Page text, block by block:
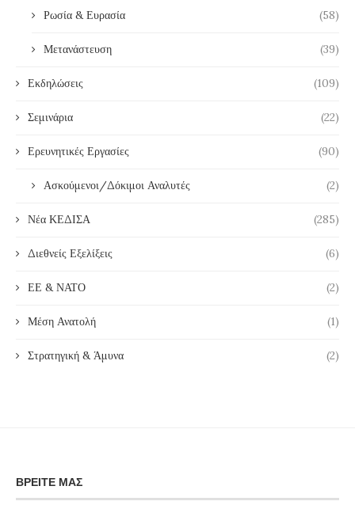
Ρωσία & Ευρασία (58)
Μετανάστευση (39)
Εκδηλώσεις (109)
Σεμινάρια (22)
Ερευνητικές Εργασίες (90)
Ασκούμενοι/Δόκιμοι Αναλυτές (2)
Νέα ΚΕΔΙΣΑ (285)
Διεθνείς Εξελίξεις (6)
ΕΕ & ΝΑΤΟ (2)
Μέση Ανατολή (1)
Στρατηγική & Άμυνα (2)
ΒΡΕΊΤΕ ΜΑΣ